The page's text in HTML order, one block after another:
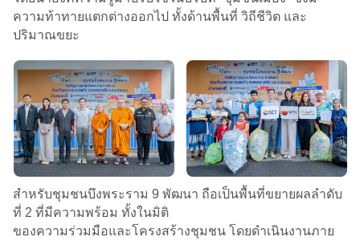
ความท้าทายแตกต่างออกไป ทั้งด้านพื้นที่ วิถีชีวิต และ
ปริมาณขยะ
สำหรับชุมชนบึงพระราม 9 พัฒนา ถือเป็นพื้นที่ขยายผลลำดับ
ที่ 2 ที่มีความพร้อม ทั้งในมิติ
ของความร่วมมือและโครงสร้างชุมชน โดยดำเนินงานภาย